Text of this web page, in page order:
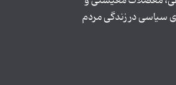
سیاسی در زندگی مردم